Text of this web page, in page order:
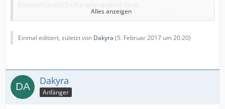
Meine sind aus Latex-Naturkautschuk. Auf Salsearch
aber was ist mit Latex?
Öl-Fan bin und
mir meine Gesichts-Salbe und Massageöle in der Apo
mischen lasse. Da ist
Alles anzeigen
Einmal editiert, zuletzt von Dakyra (5. Februar 2017 um 20:20)
Dakyra
Anfänger